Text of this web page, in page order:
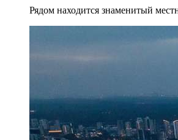
Рядом находится знаменитый